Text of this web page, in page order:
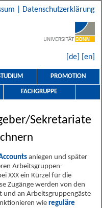
Datenschutzerklärung
[de] [en]
PROMOTION
FACHGRUPPE
Sekretariate
anlegen und später
Arbeitsgruppen-
XXX ein Kürzel für die
Zugänge werden von den
an Arbeitsgruppengäste
wie reguläre